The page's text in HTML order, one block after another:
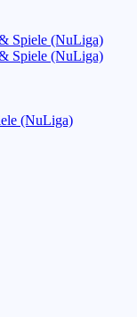
Spiele (NuLiga)
Spiele (NuLiga)
(NuLiga)